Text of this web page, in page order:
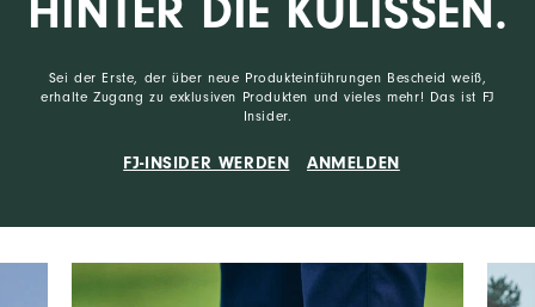
HINTER DIE KULISSEN.
Sei der Erste, der über neue Produkteinführungen Bescheid weiß,
erhalte Zugang zu exklusiven Produkten und vieles mehr! Das ist FJ
Insider.
FJ-INSIDER WERDEN ANMELDEN